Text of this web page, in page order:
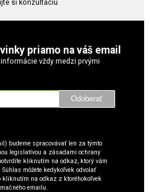
si konzultáciu
priamo na váš email
vždy medzi prvými
Odoberať
budeme spracovávať len za týmto
legislatívou a zásadami ochrany
kliknutím na odkaz, ktorý vám
môžete kedykoľvek odvolať
kliknutím na odkaz z ktoréhokoľvek
emailu.